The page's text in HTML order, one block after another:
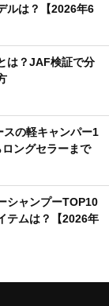
ルは？【2026年6
は？JAF検証で分
スの軽キャンパー1
ングセラーまで
シャンプーTOP10
テムは？【2026年